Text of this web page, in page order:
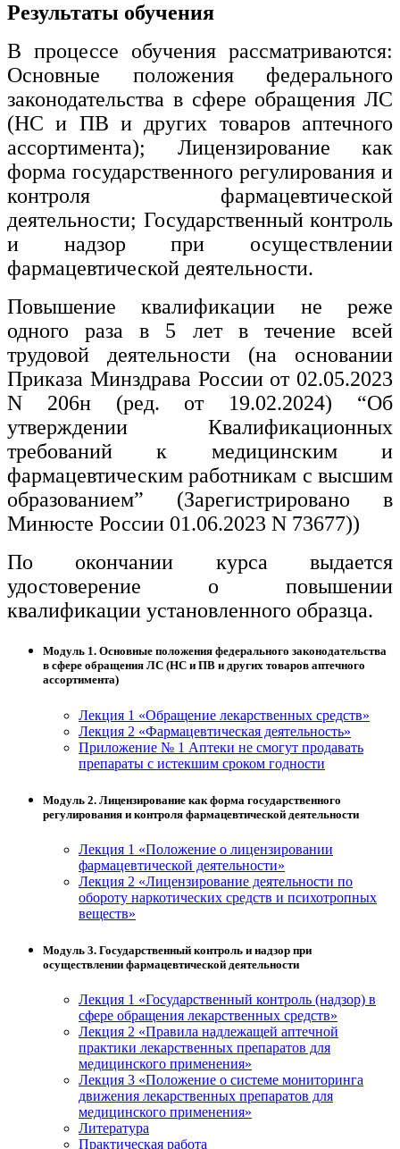
Результаты обучения
В процессе обучения рассматриваются:
Основные положения федерального
законодательства в сфере обращения ЛС
(НС и ПВ и других товаров аптечного
ассортимента); Лицензирование как
форма государственного регулирования и
контроля фармацевтической
деятельности; Государственный контроль
и надзор при осуществлении
фармацевтической деятельности.
Повышение квалификации не реже
одного раза в 5 лет в течение всей
трудовой деятельности (на основании
Приказа Минздрава России от 02.05.2023
N 206н (ред. от 19.02.2024) “Об
утверждении Квалификационных
требований к медицинским и
фармацевтическим работникам с высшим
образованием” (Зарегистрировано в
Минюсте России 01.06.2023 N 73677))
По окончании курса выдается
удостоверение о повышении
квалификации установленного образца.
Модуль 1. Основные положения федерального законодательства
в сфере обращения ЛС (НС и ПВ и других товаров аптечного
ассортимента)
Лекция 1 «Обращение лекарственных средств»
Лекция 2 «Фармацевтическая деятельность»
Приложение № 1 Аптеки не смогут продавать
препараты с истекшим сроком годности
Модуль 2. Лицензирование как форма государственного
регулирования и контроля фармацевтической деятельности
Лекция 1 «Положение о лицензировании
фармацевтической деятельности»
Лекция 2 «Лицензирование деятельности по
обороту наркотических средств и психотропных
веществ»
Модуль 3. Государственный контроль и надзор при
осуществлении фармацевтической деятельности
Лекция 1 «Государственный контроль (надзор) в
сфере обращения лекарственных средств»
Лекция 2 «Правила надлежащей аптечной
практики лекарственных препаратов для
медицинского применения»
Лекция 3 «Положение о системе мониторинга
движения лекарственных препаратов для
медицинского применения»
Литература
Практическая работа